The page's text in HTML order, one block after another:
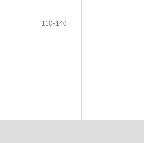
130-140